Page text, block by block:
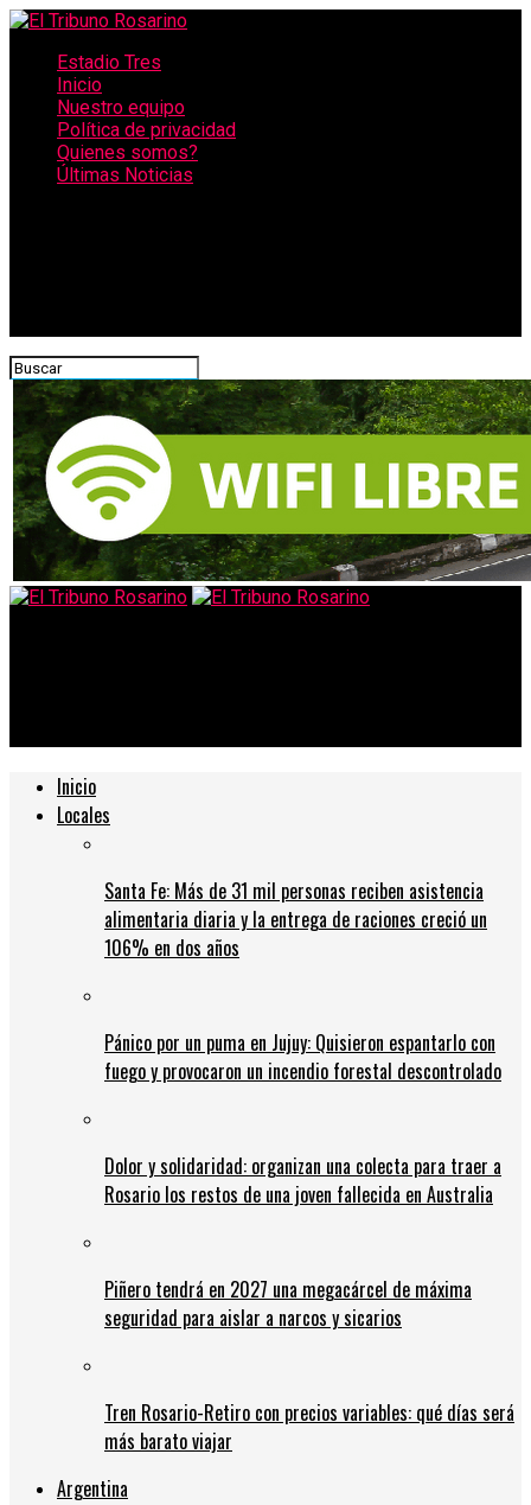
Estadio Tres
Inicio
Nuestro equipo
Política de privacidad
Quienes somos?
Últimas Noticias
Inicio
Locales
Santa Fe: Más de 31 mil personas reciben asistencia
alimentaria diaria y la entrega de raciones creció un
106% en dos años
Pánico por un puma en Jujuy: Quisieron espantarlo con
fuego y provocaron un incendio forestal descontrolado
Dolor y solidaridad: organizan una colecta para traer a
Rosario los restos de una joven fallecida en Australia
Piñero tendrá en 2027 una megacárcel de máxima
seguridad para aislar a narcos y sicarios
Tren Rosario-Retiro con precios variables: qué días será
más barato viajar
Argentina